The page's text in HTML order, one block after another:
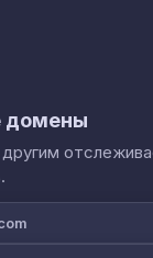
домены
другим